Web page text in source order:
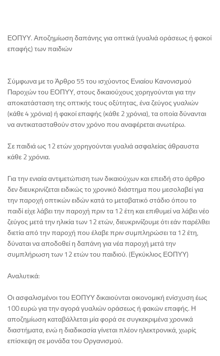
ΕΟΠΥΥ. Αποζημίωση δαπάνης για οπτικά (γυαλιά οράσεως ή φακοί
επαφής) των παιδιών
Σύμφωνα με το Άρθρο 55 του ισχύοντος Ενιαίου Κανονισμού
Παροχών του ΕΟΠΥΥ, στους δικαιούχους χορηγούνται για την
αποκατάσταση της οπτικής τους οξύτητας, ένα ζεύγος γυαλιών
(κάθε 4 χρόνια) ή φακοί επαφής (κάθε 2 χρόνια), τα οποία δύνανται
να αντικατασταθούν στον χρόνο που αναφέρεται ανωτέρω.
Σε παιδιά ως 12 ετών χορηγούνται γυαλιά ασφαλείας άθραυστα
κάθε 2 χρόνια.
Για την ενιαία αντιμετώπιση των δικαιούχων και επειδή στο άρθρο
δεν διευκρινίζεται ειδικώς το χρονικό διάστημα που μεσολαβεί για
την παροχή οπτικών ειδών κατά το μεταβατικό στάδιο όπου το
παιδί είχε λάβει την παροχή πριν τα 12 έτη και επιθυμεί να λάβει νέο
ζεύγος μετά την ηλικία των 12 ετών, διευκρινίζουμε ότι εάν παρέλθει
διετία από την παροχή που έλαβε πριν συμπληρώσει τα 12 έτη,
δύναται να αποδοθεί η δαπάνη για νέα παροχή μετά την
συμπλήρωση των 12 ετών του παιδιού. (Εγκύκλιος ΕΟΠΥΥ)
Αναλυτικά:
Οι ασφαλισμένοι του ΕΟΠΥΥ δικαιούνται οικονομική ενίσχυση έως
100 ευρώ για την αγορά γυαλιών οράσεως ή φακών επαφής. Η
αποζημίωση καταβάλλεται μία φορά σε συγκεκριμένα χρονικά
διαστήματα, ενώ η διαδικασία γίνεται πλέον ηλεκτρονικά, χωρίς
επίσκεψη σε μονάδα του Οργανισμού.